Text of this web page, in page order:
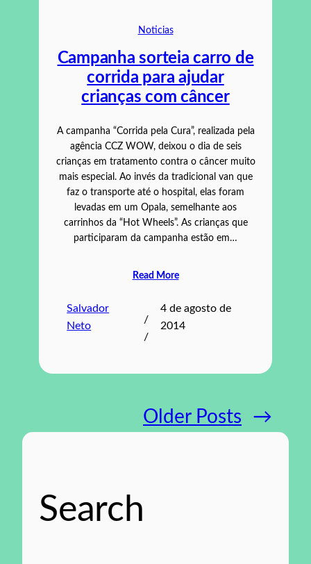
Noticias
Campanha sorteia carro de
corrida para ajudar
crianças com câncer
A campanha “Corrida pela Cura”, realizada pela
agência CCZ WOW, deixou o dia de seis
crianças em tratamento contra o câncer muito
mais especial. Ao invés da tradicional van que
faz o transporte até o hospital, elas foram
levadas em um Opala, semelhante aos
carrinhos da “Hot Wheels”. As crianças que
participaram da campanha estão em…
Read More
Salvador
Neto
/
/
4 de agosto de
2014
Older Posts →
Search